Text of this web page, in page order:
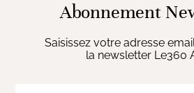
Abonnement
Saisissez votre adresse
la newsletter Le360